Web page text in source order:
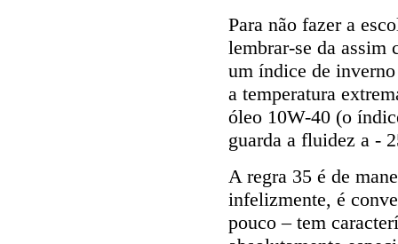
Para não fazer a
lembrar-se da assim
um índice de
a temperatura
óleo 10W-40 (o
guarda a fluidez a -
A regra 35 é de
infelizmente, é
pouco – tem